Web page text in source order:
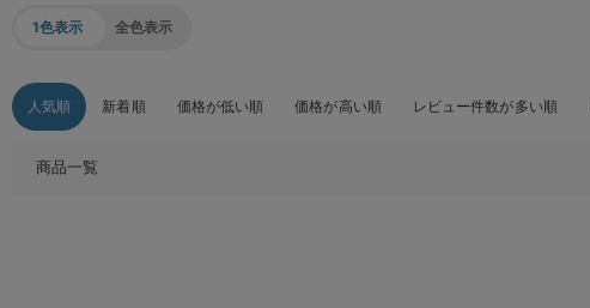
1色表示 全色表示
人気順 新着順 価格が低い順 価格が高い順 レビュー件数が多い順
商品一覧